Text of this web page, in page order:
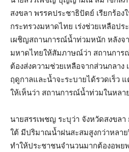
สงขลา พรรคประชาธิปัตย์ เรียกร้อง
กระทรวงมหาดไทย เร่งช่วยเหลือป
เผชิญสถานการณ์น้ำท่วมหนัก หลังจ
มหาดไทยให้สัมภาษณ์ว่า สถานกา
ต้องส่งความช่วยเหลือจากส่วนกลาง
ฤดูกาลและน้ำจะระบายได้รวดเร็ว
ให้เห็นว่า สถานการณ์น้ำท่วมในหลา
นายสรรเพชญ ระบุว่า จังหวัดสงขล
ใต้ มีปริมาณน้ำฝนสะสมสูงกว่าหลา
ทำให้ประชาชนจำนวนมากต้องอพย